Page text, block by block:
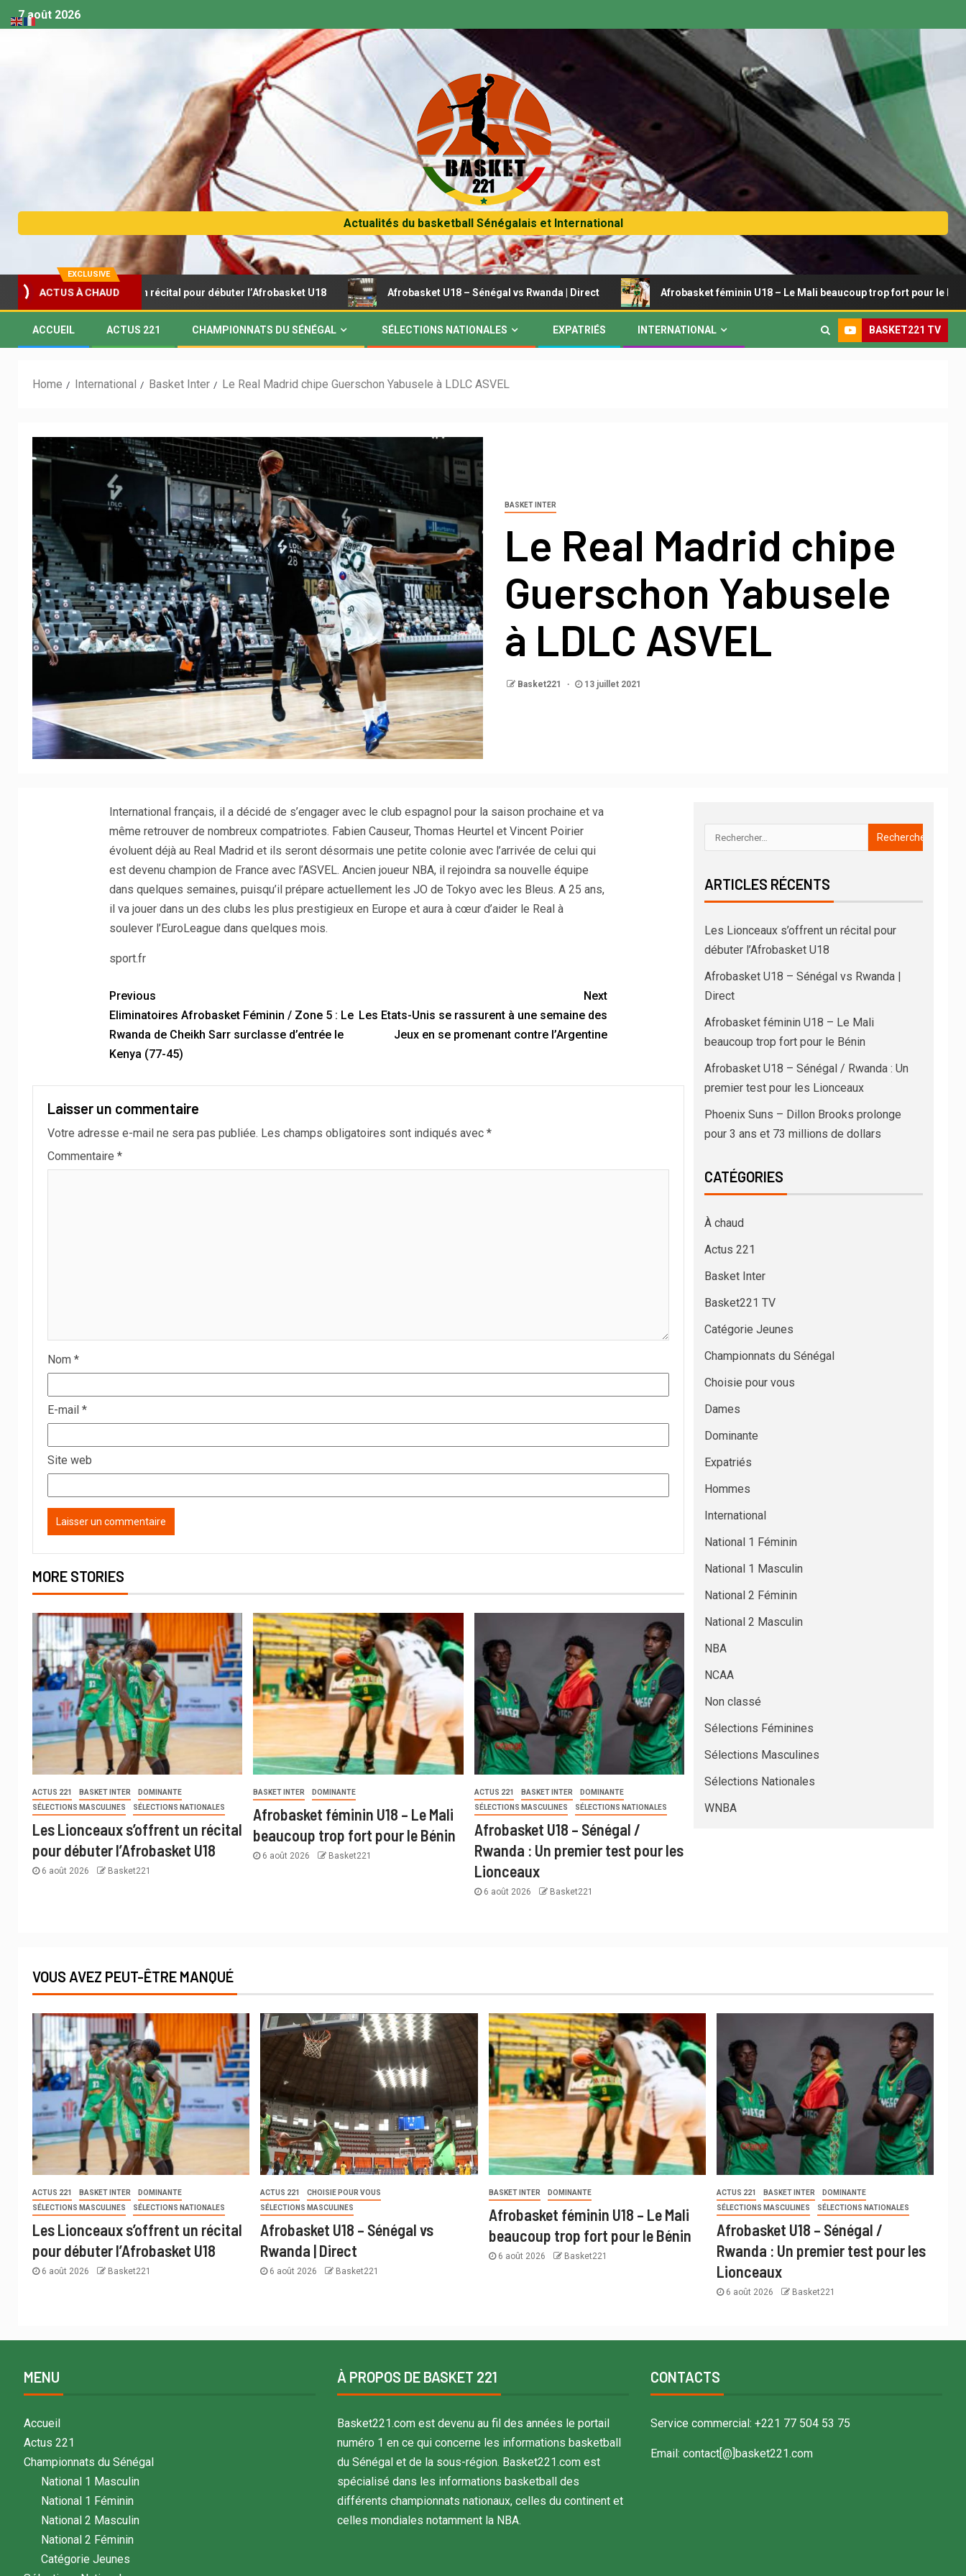
7 août 2026
Actualités du basketball Sénégalais et International
EXCLUSIVE
ACTUS À CHAUD
s’offrent un récital pour débuter l’Afrobasket U18 Afrobasket U18 – Sénégal vs Rwanda | Direct Afrobasket féminin U18 – Le Mali beaucoup trop fort pour le Bénin
ACCUEIL ACTUS 221 CHAMPIONNATS DU SÉNÉGAL SÉLECTIONS NATIONALES EXPATRIÉS INTERNATIONAL BASKET221 TV
Home International Basket Inter Le Real Madrid chipe Guerschon Yabusele à LDLC ASVEL
BASKET INTER
Le Real Madrid chipe
Guerschon Yabusele
à LDLC ASVEL
Basket221 13 juillet 2021
International français, il a décidé de s’engager avec le club espagnol pour la saison prochaine et va
même retrouver de nombreux compatriotes. Fabien Causeur, Thomas Heurtel et Vincent Poirier
évoluent déjà au Real Madrid et ils seront désormais une petite colonie avec l’arrivée de celui qui
est devenu champion de France avec l’ASVEL. Ancien joueur NBA, il rejoindra sa nouvelle équipe
dans quelques semaines, puisqu’il prépare actuellement les JO de Tokyo avec les Bleus. A 25 ans,
il va jouer dans un des clubs les plus prestigieux en Europe et aura à cœur d’aider le Real à
soulever l’EuroLeague dans quelques mois.
sport.fr
Previous
Eliminatoires Afrobasket Féminin / Zone 5 : Le
Rwanda de Cheikh Sarr surclasse d’entrée le
Kenya (77-45)
Next
Les Etats-Unis se rassurent à une semaine des
Jeux en se promenant contre l’Argentine
Laisser un commentaire
Votre adresse e-mail ne sera pas publiée. Les champs obligatoires sont indiqués avec *
Commentaire *
Nom *
E-mail *
Site web
MORE STORIES
ACTUS 221 BASKET INTER
DOMINANTE
SÉLECTIONS MASCULINES
SÉLECTIONS NATIONALES
Les Lionceaux s’offrent un récital
pour débuter l’Afrobasket U18
6 août 2026 Basket221
BASKET INTER DOMINANTE
Afrobasket féminin U18 – Le Mali
beaucoup trop fort pour le Bénin
6 août 2026 Basket221
ACTUS 221 BASKET INTER
DOMINANTE
SÉLECTIONS MASCULINES
SÉLECTIONS NATIONALES
Afrobasket U18 – Sénégal /
Rwanda : Un premier test pour les
Lionceaux
6 août 2026 Basket221
ARTICLES RÉCENTS
Les Lionceaux s’offrent un récital pour
débuter l’Afrobasket U18
Afrobasket U18 – Sénégal vs Rwanda |
Direct
Afrobasket féminin U18 – Le Mali
beaucoup trop fort pour le Bénin
Afrobasket U18 – Sénégal / Rwanda : Un
premier test pour les Lionceaux
Phoenix Suns – Dillon Brooks prolonge
pour 3 ans et 73 millions de dollars
CATÉGORIES
À chaud
Actus 221
Basket Inter
Basket221 TV
Catégorie Jeunes
Championnats du Sénégal
Choisie pour vous
Dames
Dominante
Expatriés
Hommes
International
National 1 Féminin
National 1 Masculin
National 2 Féminin
National 2 Masculin
NBA
NCAA
Non classé
Sélections Féminines
Sélections Masculines
Sélections Nationales
WNBA
VOUS AVEZ PEUT-ÊTRE MANQUÉ
ACTUS 221 BASKET INTER
DOMINANTE
SÉLECTIONS MASCULINES
SÉLECTIONS NATIONALES
Les Lionceaux s’offrent un récital
pour débuter l’Afrobasket U18
6 août 2026 Basket221
ACTUS 221
CHOISIE POUR VOUS
SÉLECTIONS MASCULINES
Afrobasket U18 – Sénégal vs
Rwanda | Direct
6 août 2026 Basket221
BASKET INTER DOMINANTE
Afrobasket féminin U18 – Le Mali
beaucoup trop fort pour le Bénin
6 août 2026 Basket221
ACTUS 221 BASKET INTER
DOMINANTE
SÉLECTIONS MASCULINES
SÉLECTIONS NATIONALES
Afrobasket U18 – Sénégal /
Rwanda : Un premier test pour les
Lionceaux
6 août 2026 Basket221
MENU
Accueil
Actus 221
Championnats du Sénégal
National 1 Masculin
National 1 Féminin
National 2 Masculin
National 2 Féminin
Catégorie Jeunes
À PROPOS DE BASKET 221
Basket221.com est devenu au fil des années le portail
numéro 1 en ce qui concerne les informations basketball
du Sénégal et de la sous-région. Basket221.com est
spécialisé dans les informations basketball des
différents championnats nationaux, celles du continent et
celles mondiales notamment la NBA.
CONTACTS
Service commercial: +221 77 504 53 75
Email: contact[@]basket221.com